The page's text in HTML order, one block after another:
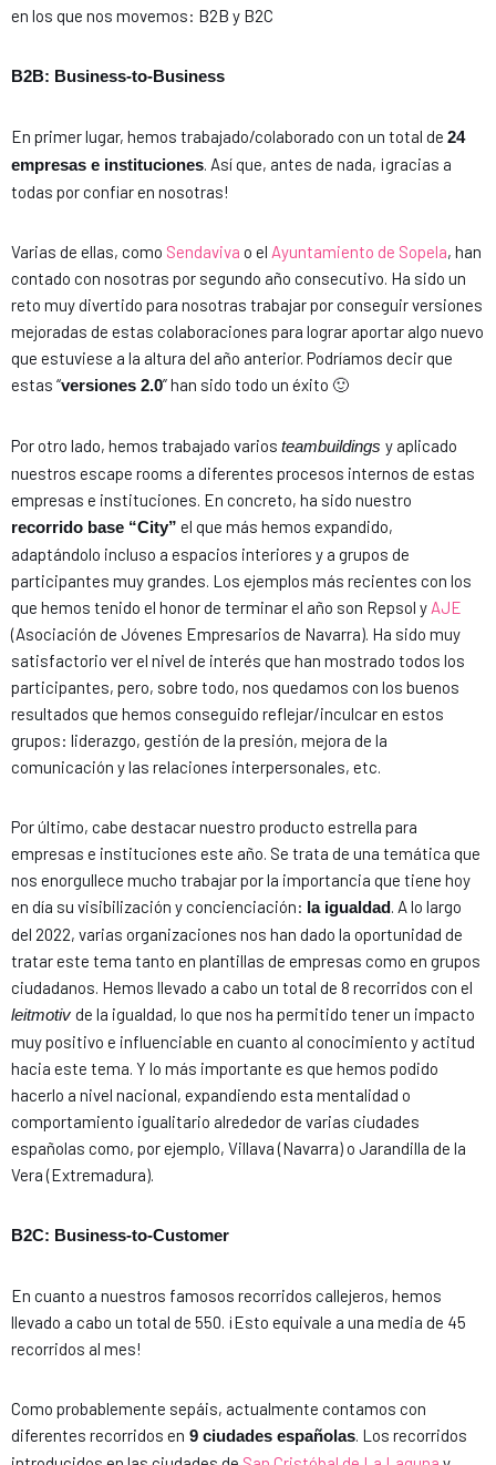
en los que nos movemos: B2B y B2C
B2B: Business-to-Business
En primer lugar, hemos trabajado/colaborado con un total de 24
empresas e instituciones. Así que, antes de nada, ¡gracias a
todas por confiar en nosotras!
Varias de ellas, como Sendaviva o el Ayuntamiento de Sopela, han
contado con nosotras por segundo año consecutivo. Ha sido un
reto muy divertido para nosotras trabajar por conseguir versiones
mejoradas de estas colaboraciones para lograr aportar algo nuevo
que estuviese a la altura del año anterior. Podríamos decir que
estas “versiones 2.0” han sido todo un éxito 🙂
Por otro lado, hemos trabajado varios teambuildings y aplicado
nuestros escape rooms a diferentes procesos internos de estas
empresas e instituciones. En concreto, ha sido nuestro
recorrido base “City” el que más hemos expandido,
adaptándolo incluso a espacios interiores y a grupos de
participantes muy grandes. Los ejemplos más recientes con los
que hemos tenido el honor de terminar el año son Repsol y AJE
(Asociación de Jóvenes Empresarios de Navarra). Ha sido muy
satisfactorio ver el nivel de interés que han mostrado todos los
participantes, pero, sobre todo, nos quedamos con los buenos
resultados que hemos conseguido reflejar/inculcar en estos
grupos: liderazgo, gestión de la presión, mejora de la
comunicación y las relaciones interpersonales, etc.
Por último, cabe destacar nuestro producto estrella para
empresas e instituciones este año. Se trata de una temática que
nos enorgullece mucho trabajar por la importancia que tiene hoy
en día su visibilización y concienciación: la igualdad. A lo largo
del 2022, varias organizaciones nos han dado la oportunidad de
tratar este tema tanto en plantillas de empresas como en grupos
ciudadanos. Hemos llevado a cabo un total de 8 recorridos con el
leitmotiv de la igualdad, lo que nos ha permitido tener un impacto
muy positivo e influenciable en cuanto al conocimiento y actitud
hacia este tema. Y lo más importante es que hemos podido
hacerlo a nivel nacional, expandiendo esta mentalidad o
comportamiento igualitario alrededor de varias ciudades
españolas como, por ejemplo, Villava (Navarra) o Jarandilla de la
Vera (Extremadura).
B2C: Business-to-Customer
En cuanto a nuestros famosos recorridos callejeros, hemos
llevado a cabo un total de 550. ¡Esto equivale a una media de 45
recorridos al mes!
Como probablemente sepáis, actualmente contamos con
diferentes recorridos en 9 ciudades españolas. Los recorridos